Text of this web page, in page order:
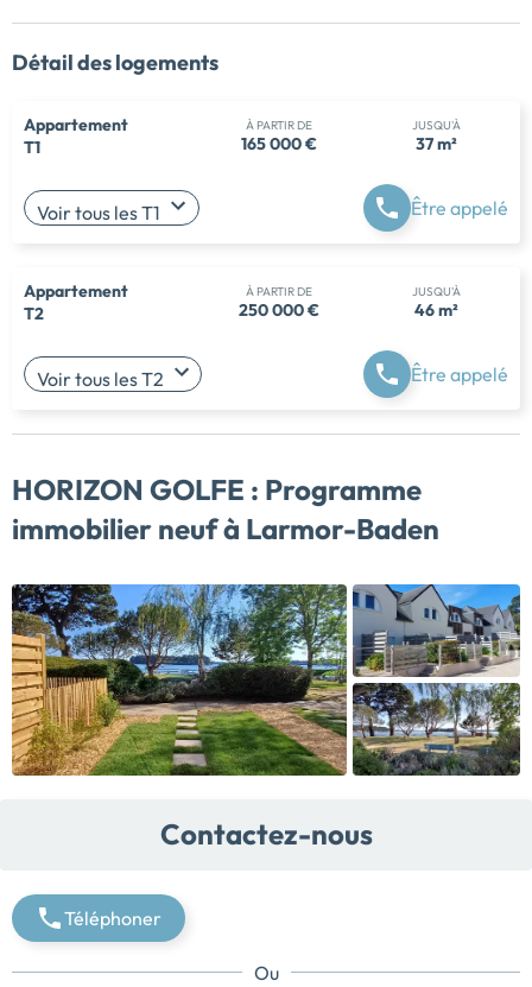
Détail des logements
Appartement
T1
À PARTIR DE
165 000 €
JUSQU'À
37 m²
Voir tous les T1 Être appelé
Appartement
T2
À PARTIR DE
250 000 €
JUSQU'À
46 m²
Voir tous les T2 Être appelé
HORIZON GOLFE : Programme
immobilier neuf à Larmor-Baden
Contactez-nous
Téléphoner
Ou